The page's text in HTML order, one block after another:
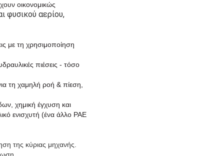
οικονομικώς
φυσικού αερίου,
με τη χρησιμοποίηση
πιέσεις - τόσο
τη χαμηλή ροή & πίεση,
χημική έγχυση και
ενισχυτή (ένα άλλο PAE
της κύριας μηχανής.